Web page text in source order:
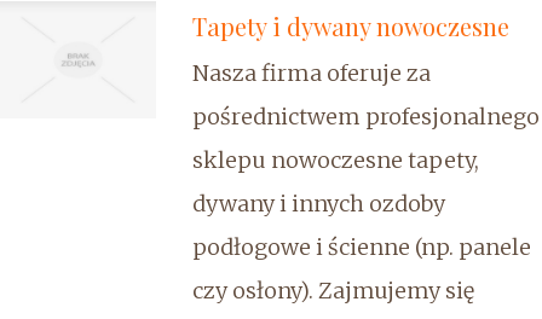
Tapety i dywany nowoczesne
Nasza firma oferuje za
pośrednictwem profesjonalnego
sklepu nowoczesne tapety,
dywany i innych ozdoby
podłogowe i ścienne (np. panele
czy osłony). Zajmujemy się